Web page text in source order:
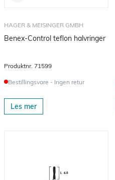
HAGER & MEISINGER GMBH
Benex-Control teflon halvringer
Produktnr. 71599
Bestillingsvare - Ingen retur
Les mer